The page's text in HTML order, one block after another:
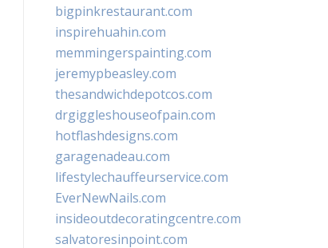
bigpinkrestaurant.com
inspirehuahin.com
memmingerspainting.com
jeremypbeasley.com
thesandwichdepotcos.com
drgiggleshouseofpain.com
hotflashdesigns.com
garagenadeau.com
lifestylechauffeurservice.com
EverNewNails.com
insideoutdecoratingcentre.com
salvatoresinpoint.com